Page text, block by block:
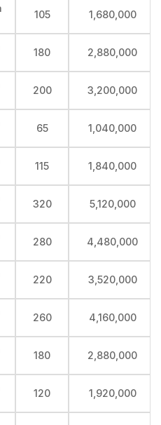
105 1,680,000
180 2,880,000
200 3,200,000
65 1,040,000
115 1,840,000
320 5,120,000
280 4,480,000
220 3,520,000
260 4,160,000
180 2,880,000
120 1,920,000